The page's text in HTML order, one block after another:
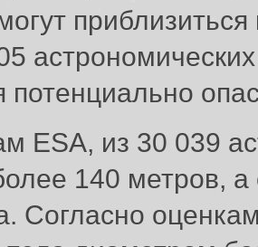
потенциально
ESA, из 30 039
140 метров,
Согласно
пользователя и